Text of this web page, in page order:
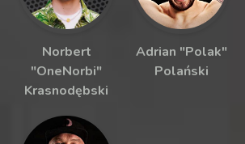
Norbert
"OneNorbi"
Krasnodębski
Adrian "Polak"
Polański